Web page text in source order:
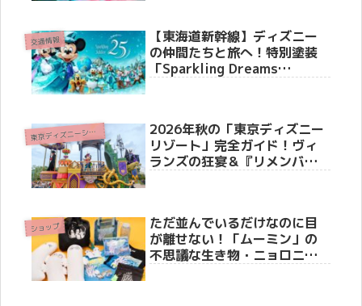
交通情報
【東海道新幹線】ディズニー
の仲間たちと旅へ！特別塗装
「Sparkling Dreams
東
京ディズニーシー(R)
2026年秋の「東京ディズニー
リゾート」完全ガイド！ヴィ
ランズの狂宴＆『リメンバ
ショップ
ただ並んでいるだけなのに目
が離せない！「ムーミン」の
不思議な生き物・ニョロニョ